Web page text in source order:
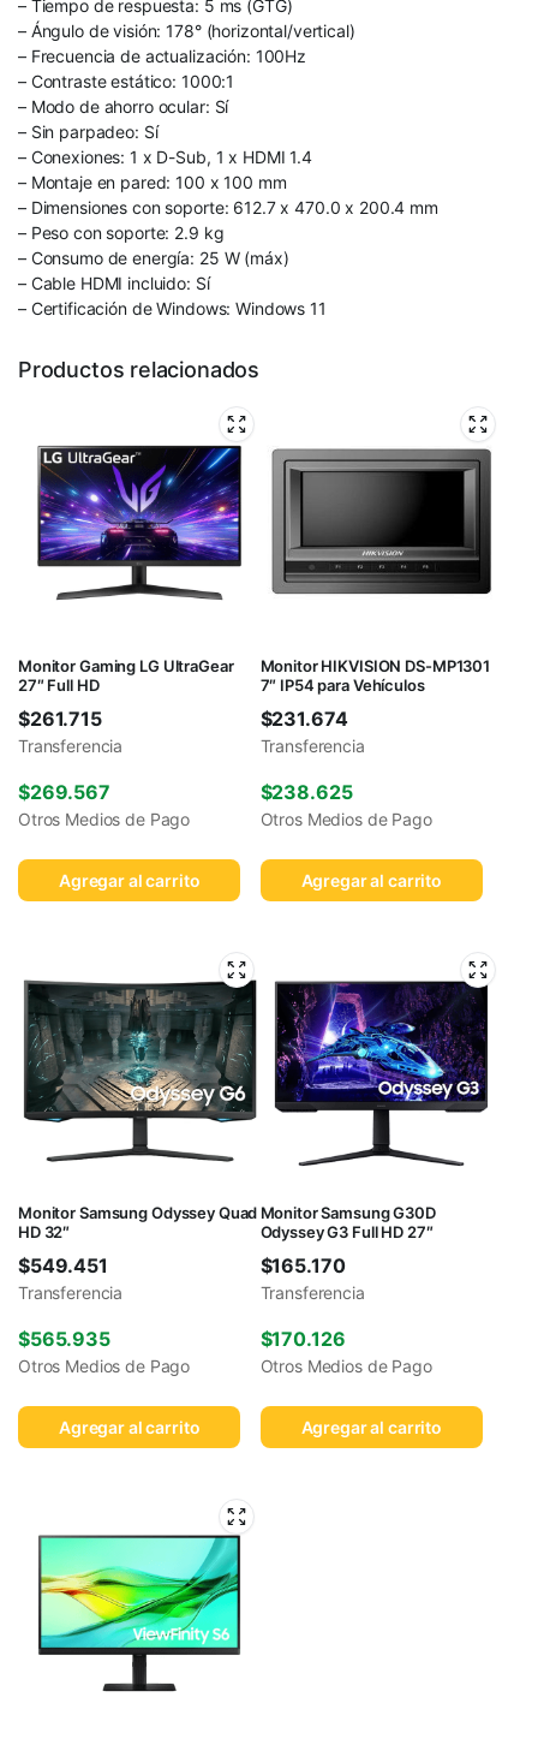
– Tiempo de respuesta: 5 ms (GTG)
– Ángulo de visión: 178° (horizontal/vertical)
– Frecuencia de actualización: 100Hz
– Contraste estático: 1000:1
– Modo de ahorro ocular: Sí
– Sin parpadeo: Sí
– Conexiones: 1 x D-Sub, 1 x HDMI 1.4
– Montaje en pared: 100 x 100 mm
– Dimensiones con soporte: 612.7 x 470.0 x 200.4 mm
– Peso con soporte: 2.9 kg
– Consumo de energía: 25 W (máx)
– Cable HDMI incluido: Sí
– Certificación de Windows: Windows 11
Productos relacionados
Monitor Gaming LG UltraGear
27″ Full HD
$261.715
Transferencia
$269.567
Otros Medios de Pago
Agregar al carrito
Monitor HIKVISION DS-MP1301
7″ IP54 para Vehículos
$231.674
Transferencia
$238.625
Otros Medios de Pago
Agregar al carrito
Monitor Samsung Odyssey Quad
HD 32″
$549.451
Transferencia
$565.935
Otros Medios de Pago
Agregar al carrito
Monitor Samsung G30D
Odyssey G3 Full HD 27″
$165.170
Transferencia
$170.126
Otros Medios de Pago
Agregar al carrito